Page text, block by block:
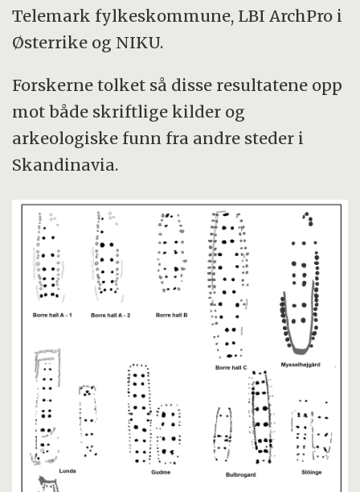
Telemark fylkeskommune, LBI ArchPro i
Østerrike og NIKU.
Forskerne tolket så disse resultatene opp
mot både skriftlige kilder og
arkeologiske funn fra andre steder i
Skandinavia.